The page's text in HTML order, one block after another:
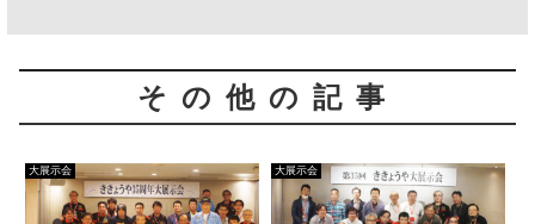
その他の記事
大展示会 大展示会